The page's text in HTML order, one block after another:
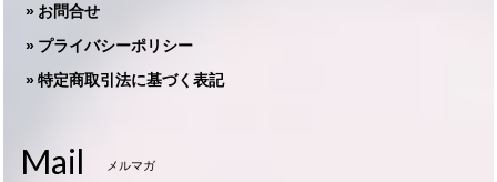
お問合せ
プライバシーポリシー
特定商取引法に基づく表記
Mail メルマガ